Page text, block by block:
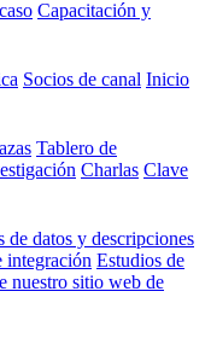
Capacitación y
Socios de canal Inicio
Tablero de
Charlas Clave
de datos y descripciones
integración Estudios de
nuestro sitio web de